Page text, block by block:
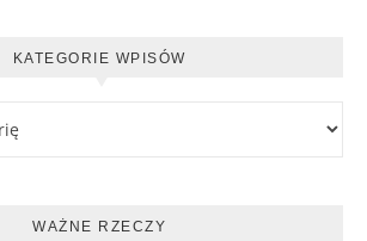
KATEGORIE WPISÓW
WAŻNE RZECZY